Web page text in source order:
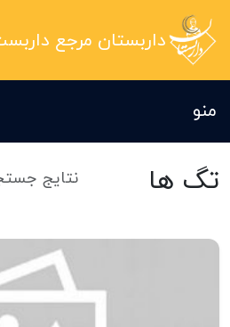
داربستان مرجع
منو
تگ ها نتایج